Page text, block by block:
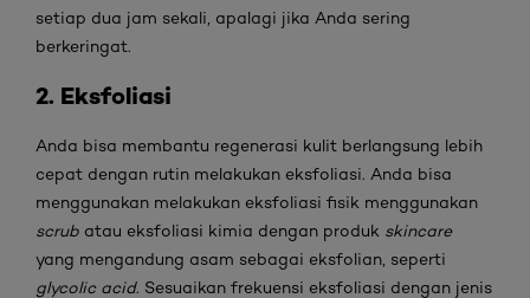
setiap dua jam sekali, apalagi jika Anda sering
berkeringat.
2. Eksfoliasi
Anda bisa membantu regenerasi kulit berlangsung lebih
cepat dengan rutin melakukan eksfoliasi. Anda bisa
menggunakan melakukan eksfoliasi fisik menggunakan
scrub atau eksfoliasi kimia dengan produk skincare
yang mengandung asam sebagai eksfolian, seperti
glycolic acid. Sesuaikan frekuensi eksfoliasi dengan jenis